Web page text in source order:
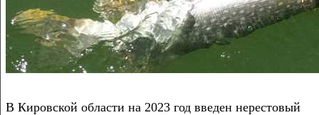
В Кировской области на 2023 год введен нерестовый